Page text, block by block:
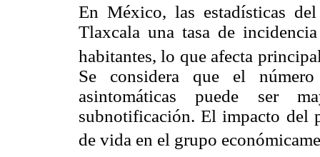
En México, las estadísticas
Tlaxcala una tasa de
habitantes, lo que afecta
Se considera que el
asintomáticas puede ser
subnotificación. El impacto del
de vida en el grupo